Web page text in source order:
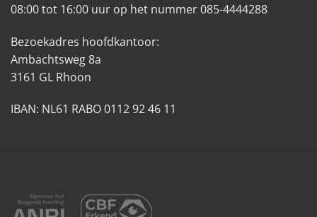
08:00 tot 16:00 uur op het nummer 085-4444288
Bezoekadres hoofdkantoor:
Ambachtsweg 8a
3161 GL Rhoon
IBAN: NL61 RABO 0112 92 46 11